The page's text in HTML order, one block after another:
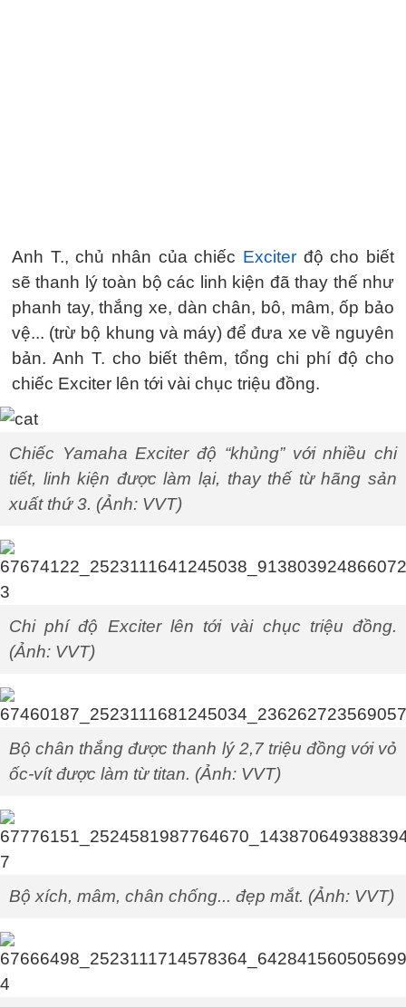
Anh T., chủ nhân của chiếc Exciter độ cho biết
sẽ thanh lý toàn bộ các linh kiện đã thay thế như
phanh tay, thắng xe, dàn chân, bô, mâm, ốp bảo
vệ... (trừ bộ khung và máy) để đưa xe về nguyên
bản. Anh T. cho biết thêm, tổng chi phí độ cho
chiếc Exciter lên tới vài chục triệu đồng.
Chiếc Yamaha Exciter độ “khủng” với nhiều chi
tiết, linh kiện được làm lại, thay thế từ hãng sản
xuất thứ 3. (Ảnh: VVT)
Chi phí độ Exciter lên tới vài chục triệu đồng.
(Ảnh: VVT)
Bộ chân thắng được thanh lý 2,7 triệu đồng với vỏ
ốc-vít được làm từ titan. (Ảnh: VVT)
Bộ xích, mâm, chân chống... đẹp mắt. (Ảnh: VVT)